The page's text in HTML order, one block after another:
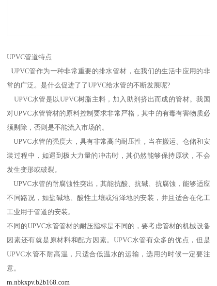
UPVC管道特点
UPVC管作为一种非常重要的排水管材，在我们的生活中应用的非
常的广泛。是什么促进了了UPVC给水管的不断发展呢?
UPVC水管是以UPVC树脂主料，加入助剂挤出而成的管材。我国
对UPVC水管管材的原料控制要求非常严格，其中的有毒有害物质必
须剔除，否则是不能流入市场的。
UPVC水管的强度大，具有非常高的耐压性，当在搬运、仓储和安
装过程中，如遇到极大力量的冲击时，其仍然能够保持原状，不会
发生变形或破裂。
UPVC水管的耐腐蚀性突出，其能抗酸、抗碱、抗腐蚀，能够适应
不同路况，如盐碱地、酸性土壤或沼泽地的安装，并且适合在化工
工业用于管道的安装。
不同的UPVC水管管材的耐压指标是不同的，要考虑管材的机械设备
因素还有就是原材料和配方因素。UPVC水管有众多的优点，但是
UPVC水管不耐高温，只适合低温水的运输，选用的时候一定要注
意。
m.nbkxpv.b2b168.com